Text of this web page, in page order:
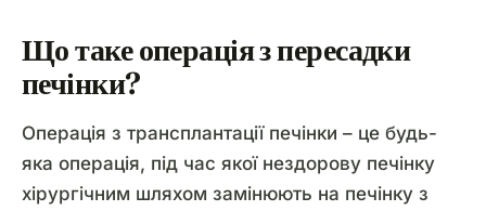
Що таке операція з пересадки
печінки?
Операція з трансплантації печінки – це будь-
яка операція, під час якої нездорову печінку
хірургічним шляхом замінюють на печінку з